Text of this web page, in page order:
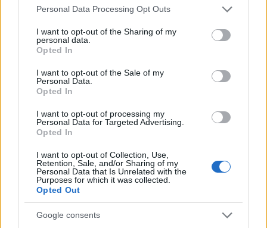
Personal Data Processing Opt Outs
I want to opt-out of the Sharing of my
personal data.
Opted In
I want to opt-out of the Sale of my
Personal Data.
Opted In
I want to opt-out of processing my
Personal Data for Targeted Advertising.
Opted In
I want to opt-out of Collection, Use,
Retention, Sale, and/or Sharing of my
Personal Data that Is Unrelated with the
Purposes for which it was collected.
Opted Out
Google consents
ci fossero discrepanze rispetto alle condizioni
A questo punto, da operatore del diritto, che basa
il proprio convincimento su prove documentali
certe, ritengo ovviamente, fino a prova contraria,
che i documenti di Stato -redatti da chi è deputato
a fare questo-,non possano essere considerati
carta straccia
costituzionalmente preposti agli esteri, Farnesina
e Difesa, ritengono questi Stati“idonei” nel
rispetto dei diritti umani
può valicare tale funzione, soprattutto a livello
informativo, perché sono gli unici detentori di tale